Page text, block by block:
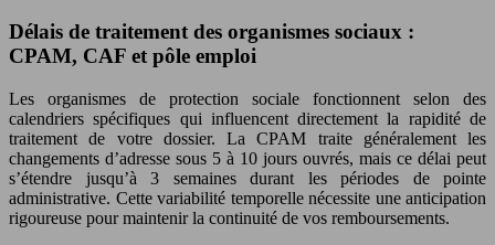
Délais de traitement des organismes sociaux :
CPAM, CAF et pôle emploi
Les organismes de protection sociale fonctionnent selon des
calendriers spécifiques qui influencent directement la rapidité de
traitement de votre dossier. La CPAM traite généralement les
changements d’adresse sous 5 à 10 jours ouvrés, mais ce délai peut
s’étendre jusqu’à 3 semaines durant les périodes de pointe
administrative. Cette variabilité temporelle nécessite une anticipation
rigoureuse pour maintenir la continuité de vos remboursements.